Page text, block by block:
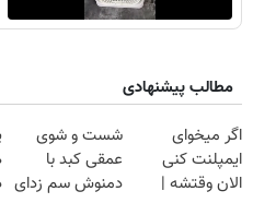
مطالب پیشنهادی
اگر میخوای
ایمپلنت کنی
الان وقتشه |
شست و شوی
عمقی کبد با
دمنوش سم زدای